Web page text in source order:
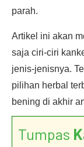
parah.
Artikel ini akan
saja ciri-ciri
jenis-jenisnya.
pilihan herbal
bening di akhir
Tumpas